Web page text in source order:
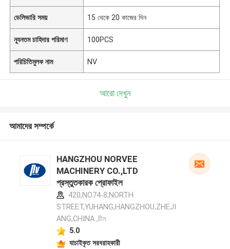
ডেলিভারি সময় 15 থেকে 20 কাজের দিন
ন্যূনতম চাহিদার পরিমাণ 100PCS
পরিচিতিমুলক নাম NV
আরো দেখুন
আমাদের সম্পর্কে
HANGZHOU NORVEE
MACHINERY CO.,LTD
প্রস্তুতকারক প্রোফাইল
420,NO74-8,NORTH
STREET,YUHANG,HANGZHOU,ZHEJI
ANG,CHINA ,চীন
5.0
যাচাইকৃত সরবরাহকারী